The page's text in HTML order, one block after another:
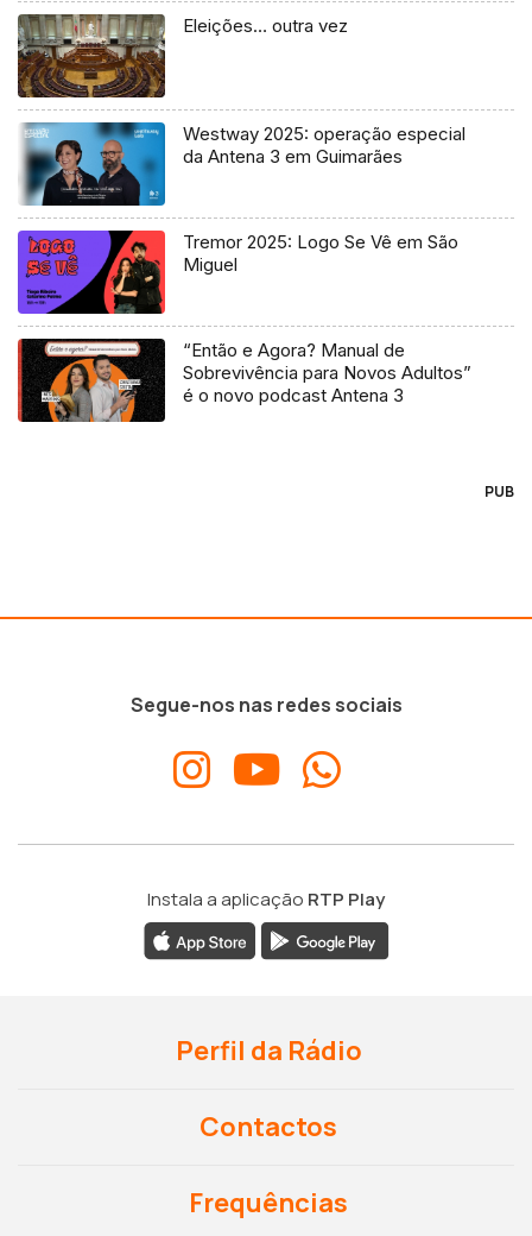
Eleições… outra vez
Westway 2025: operação especial
da Antena 3 em Guimarães
Tremor 2025: Logo Se Vê em São
Miguel
“Então e Agora? Manual de
Sobrevivência para Novos Adultos”
é o novo podcast Antena 3
PUB
Segue-nos nas redes sociais
Instala a aplicação RTP Play
Perfil da Rádio
Contactos
Frequências